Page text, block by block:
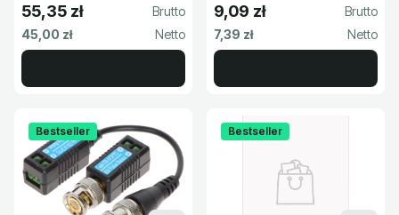
Cena brutto
55,35 zł
Cena netto
45,00 zł
Cena brutto
9,09 zł
Cena netto
7,39 zł
Bestseller Bestseller